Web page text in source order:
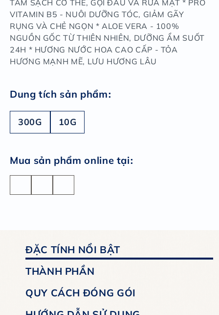
TẮM SẠCH CƠ THỂ, GỘI ĐẦU VÀ RỬA MẶT * PRO
VITAMIN B5 - NUÔI DƯỠNG TÓC, GIẢM GÃY
RỤNG VÀ CHẺ NGỌN * ALOE VERA - 100%
NGUỒN GỐC TỪ THIÊN NHIÊN, DƯỠNG ẨM SUỐT
24H * HƯƠNG NƯỚC HOA CAO CẤP - TỎA
HƯƠNG MẠNH MẼ, LƯU HƯƠNG LÂU
Dung tích sản phẩm:
300G 10G
Mua sản phẩm online tại:
ĐẶC TÍNH NỔI BẬT
THÀNH PHẦN
QUY CÁCH ĐÓNG GÓI